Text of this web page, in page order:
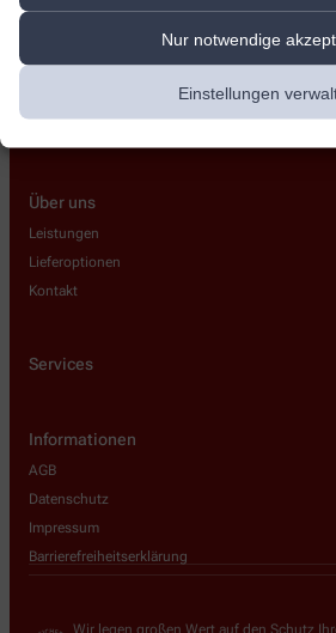
Nur notwendige
Einstellungen
info@suedapoburg.de
Über uns
Leistungen
Lieferoptionen
Kontakt
Services
Informationen
AGB
Datenschutz
Impressum
Barrierefreiheitserklärung